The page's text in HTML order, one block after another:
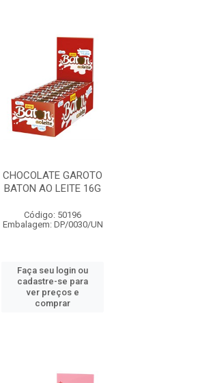
CHOCOLATE GAROTO
BATON AO LEITE 16G
Código: 50196
Embalagem: DP/0030/UN
Faça seu login ou
cadastre-se para
ver preços e
comprar